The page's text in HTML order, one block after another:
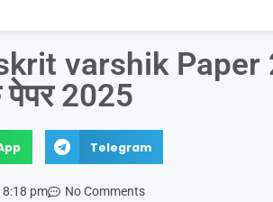
varshik Paper
पेपर 2025
Telegram
8:18 pm No Comments